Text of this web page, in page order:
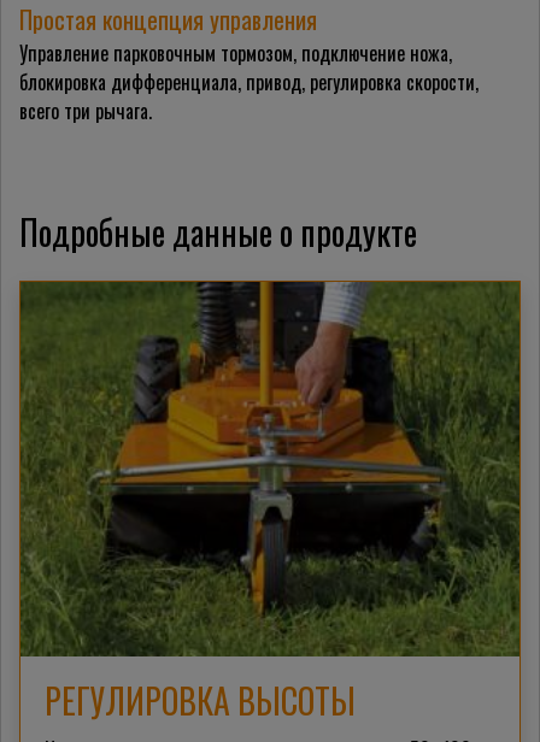
Простая концепция управления
Управление парковочным тормозом, подключение ножа,
блокировка дифференциала, привод, регулировка скорости,
всего три рычага.
Подробные данные о продукте
РЕГУЛИРОВКА ВЫСОТЫ